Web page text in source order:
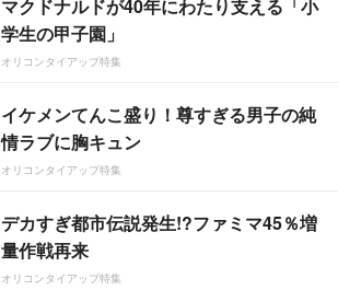
マクドナルドが40年にわたり支える「小
学生の甲子園」
オリコンタイアップ特集
イケメンてんこ盛り！尊すぎる男子の純
情ラブに胸キュン
オリコンタイアップ特集
デカすぎ都市伝説発生!?ファミマ45％増
量作戦再来
オリコンタイアップ特集